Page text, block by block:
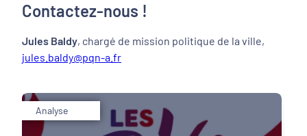
Contactez-nous !
Jules Baldy, chargé de mission politique de la ville,
jules.baldy@pqn-a.fr
Analyse